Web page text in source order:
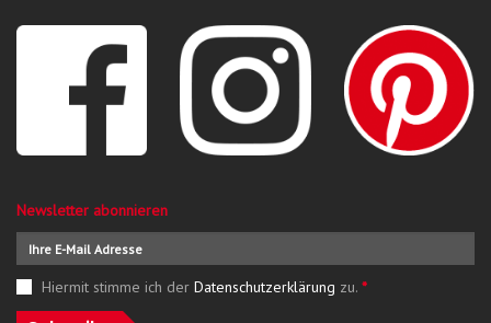
Newsletter abonnieren
Hiermit stimme ich der Datenschutzerklärung zu. *